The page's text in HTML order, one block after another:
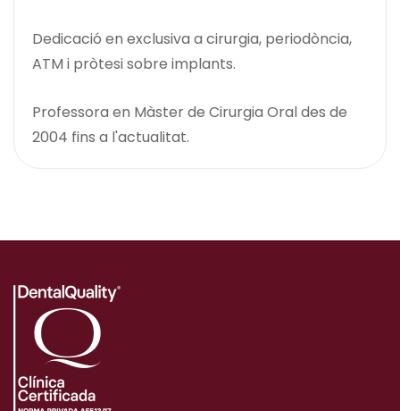
Dedicació en exclusiva a cirurgia, periodòncia,
ATM i pròtesi sobre implants.
Professora en Màster de Cirurgia Oral des de
2004 fins a l'actualitat.